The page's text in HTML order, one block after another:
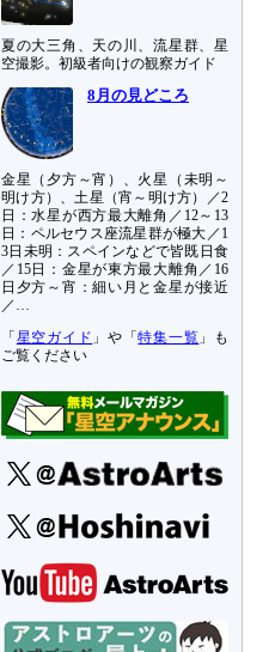
夏の大三角、天の川、流星群、星
空撮影。初級者向けの観察ガイド
8月の見どころ
金星（夕方～宵）、火星（未明～
明け方）、土星（宵～明け方）／2
日：水星が西方最大離角／12～13
日：ペルセウス座流星群が極大／1
3日未明：スペインなどで皆既日食
／15日：金星が東方最大離角／16
日夕方～宵：細い月と金星が接近
／…
「 星空ガイド 」や「特集一覧 」も
ご覧ください